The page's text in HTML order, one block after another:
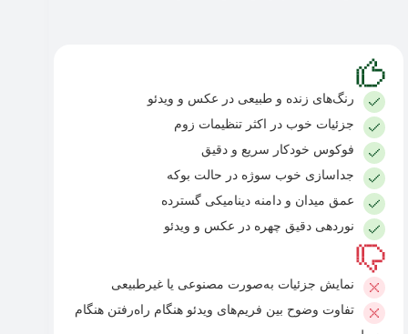
رنگ‌های زنده و طبیعی در عکس و ویدئو
جزئیات خوب در اکثر تنظیمات زوم
فوکوس خودکار سریع و دقیق
جداسازی خوب سوژه در حالت بوکه
عمق میدان و دامنه دینامیکی گسترده
نوردهی دقیق چهره در عکس و ویدئو
نمایش جزئیات به‌صورت مصنوعی یا غیرطبیعی
تفاوت وضوح بین فریم‌های ویدئو هنگام راه‌رفتن هنگام